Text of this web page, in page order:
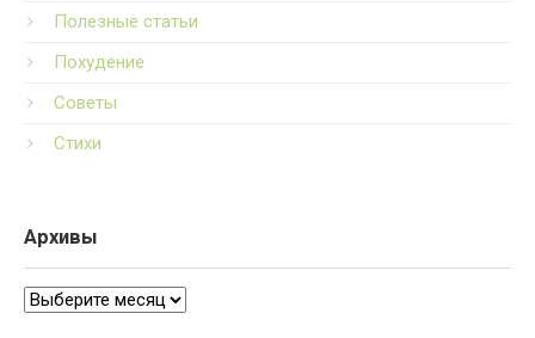
Полезные статьи
Похудение
Советы
Стихи
Архивы
Архивы